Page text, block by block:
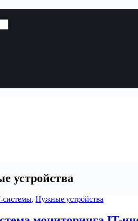
устройства
, Нужные устройства